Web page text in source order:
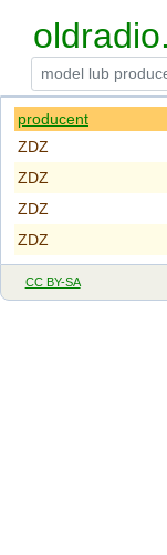
producent
ZDZ
ZDZ
ZDZ
ZDZ
CC BY-SA